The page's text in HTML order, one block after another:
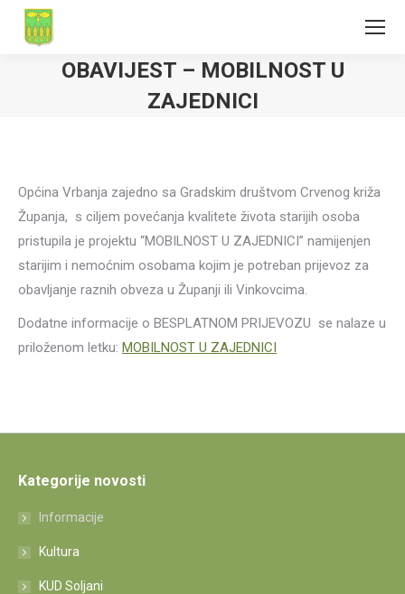
OBAVIJEST – MOBILNOST U
ZAJEDNICI
Općina Vrbanja zajedno sa Gradskim društvom Crvenog križa
Županja, s ciljem povećanja kvalitete života starijih osoba
pristupila je projektu “MOBILNOST U ZAJEDNICI” namijenjen
starijim i nemoćnim osobama kojim je potreban prijevoz za
obavljanje raznih obveza u Županji ili Vinkovcima.
Dodatne informacije o BESPLATNOM PRIJEVOZU se nalaze u
priloženom letku: MOBILNOST U ZAJEDNICI
Kategorije novosti
Informacije
Kultura
KUD Soljani